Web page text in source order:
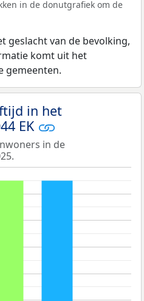
in de donutgrafiek om de
geslacht van de bevolking,
komt uit het
gemeenten.
in het
EK
in de